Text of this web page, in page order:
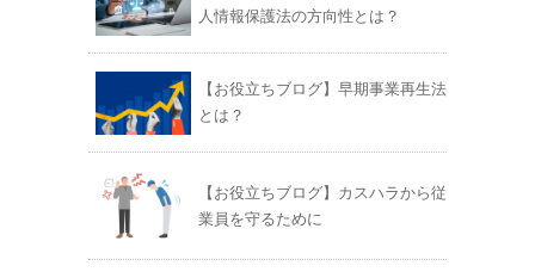
人情報保護法の方向性とは？
【お役立ちブログ】早期事業再生法
とは？
【お役立ちブログ】カスハラから従
業員を守るために